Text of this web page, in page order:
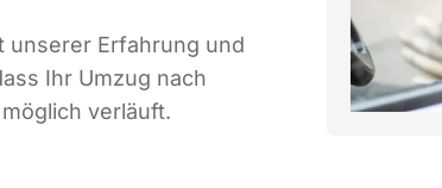
unserer Erfahrung und
Ihr Umzug nach
verläuft.